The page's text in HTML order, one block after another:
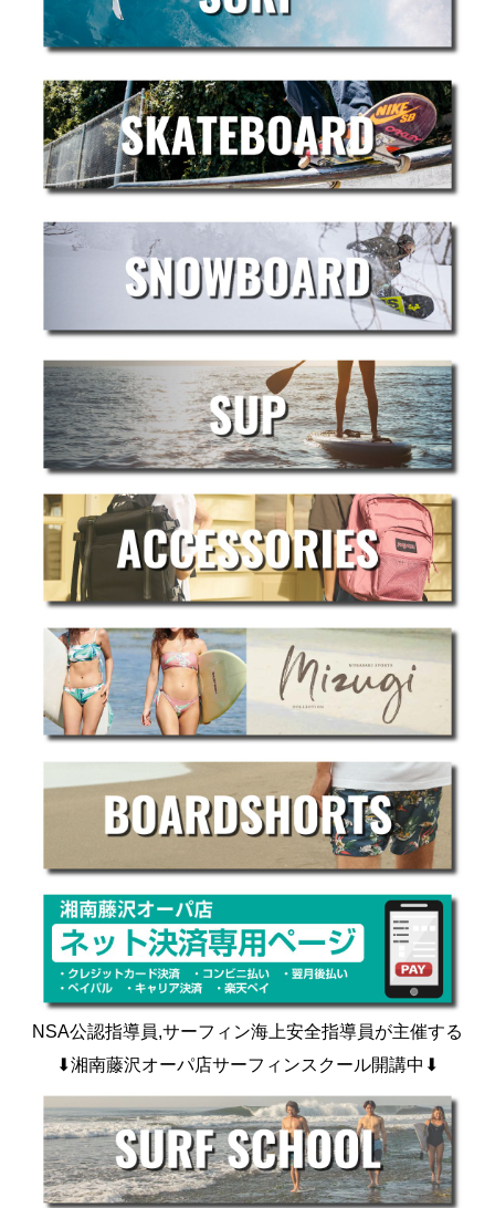
NSA公認指導員,サーフィン海上安全指導員が主催する
⬇︎湘南藤沢オーパ店サーフィンスクール開講中⬇︎